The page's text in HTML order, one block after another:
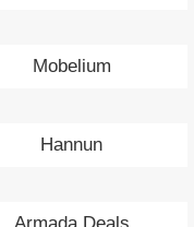
Mobelium
Hannun